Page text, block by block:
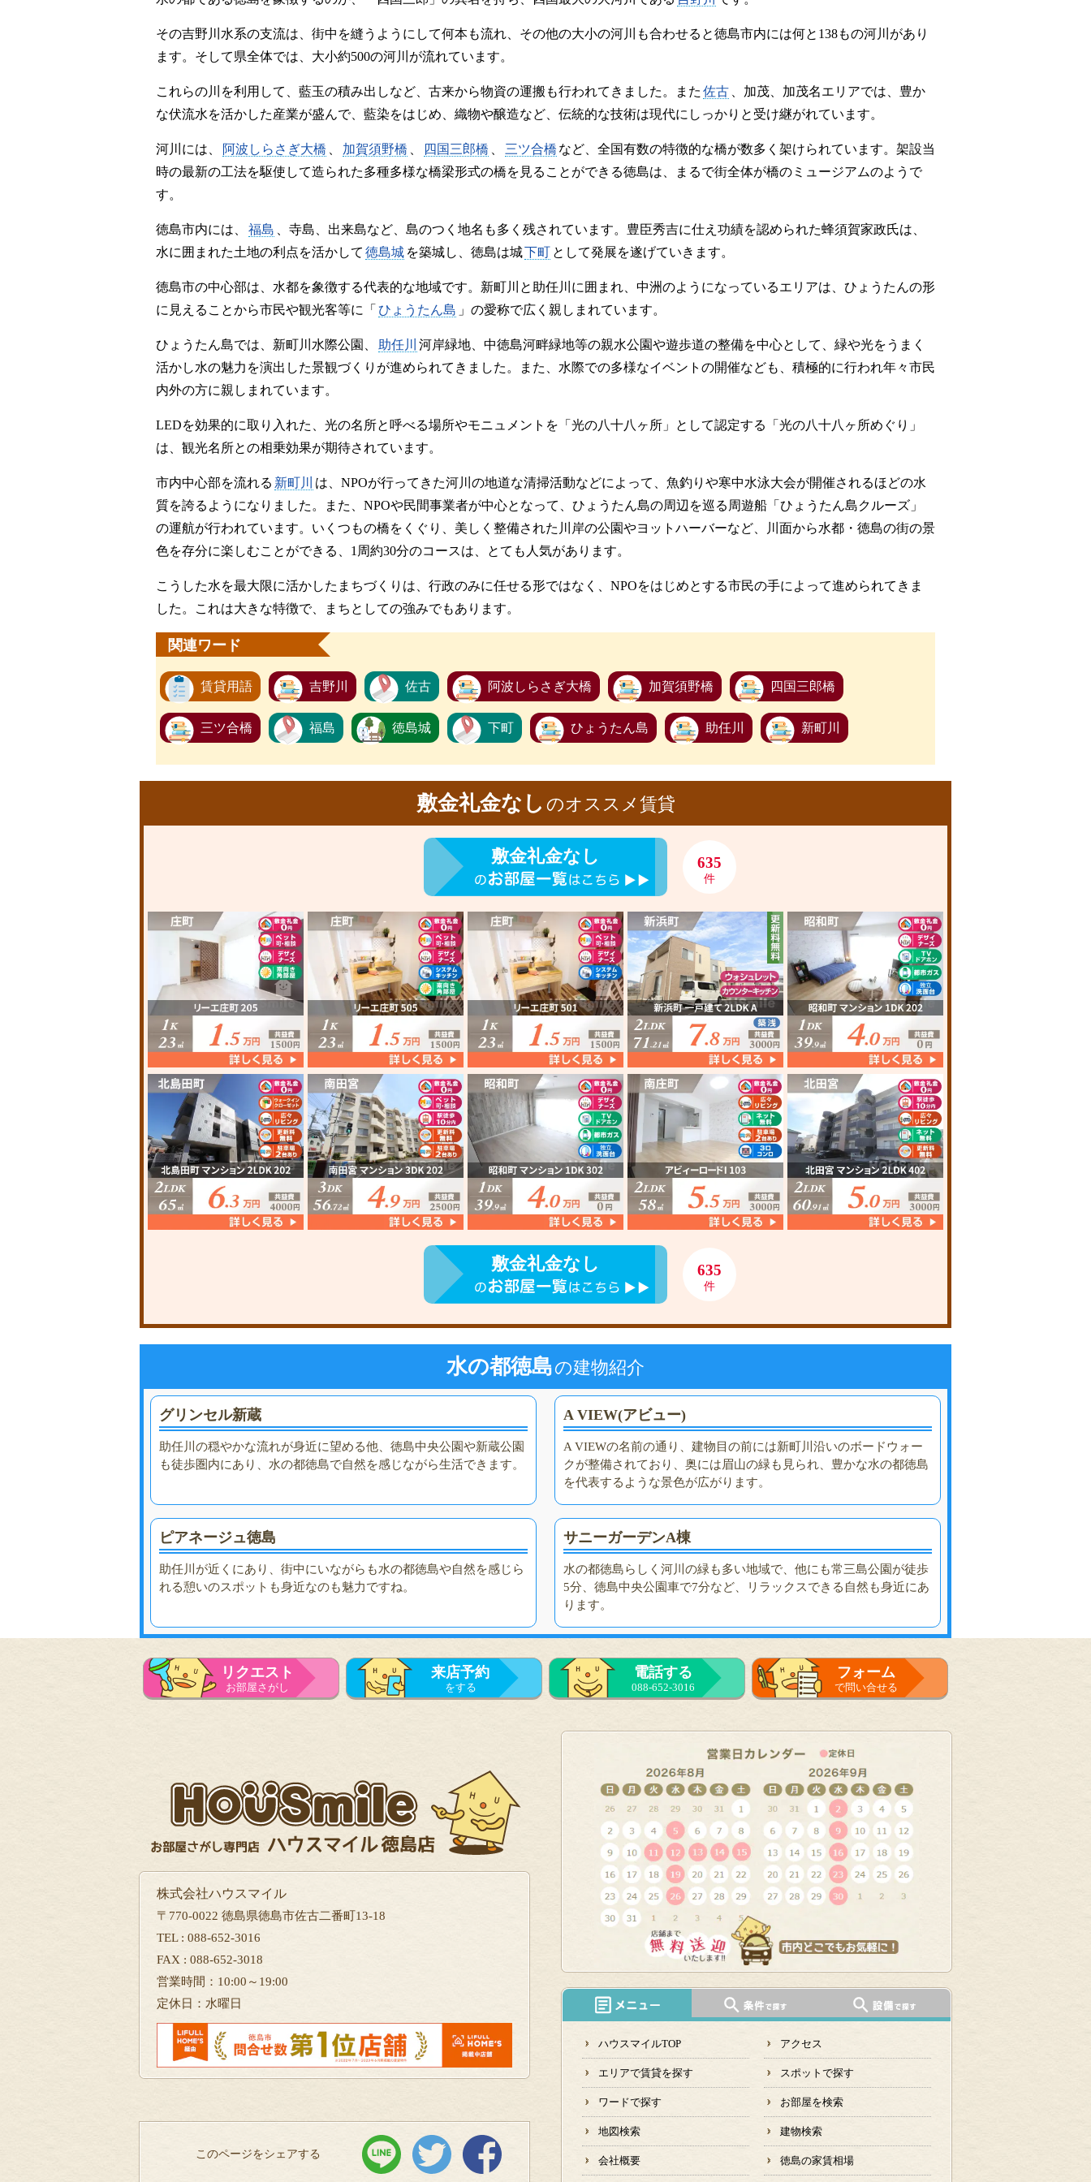
その吉野川水系の支流は、街中を縫うようにして何本も流れ、その他の大小の河川も合わせると徳島市内には何と138もの河川があり
ます。そして県全体では、大小約500の河川が流れています。
これらの川を利用して、藍玉の積み出しなど、古来から物資の運搬も行われてきました。また 佐古
、加茂、加茂名エリアでは、豊か
な伏流水を活かした産業が盛んで、藍染をはじめ、織物や醸造など、伝統的な技術は現代にしっかりと受け継がれています。
河川には、 阿波しらさぎ大橋 加賀須野橋 四国三郎橋 三ツ合橋 など、全国有数の特徴的な橋が数多く架けられています。架設当
時の最新の工法を駆使して造られた多種多様な橋梁形式の橋を見ることができる徳島は、まるで街全体が橋のミュージアムのようで
す。
徳島市内には、 福島
、寺島、出来島など、島のつく地名も多く残されています。豊臣秀吉に仕え功績を認められた蜂須賀家政氏は、
水に囲まれた土地の利点を活かして 徳島城 を築城し、徳島は城下町 として発展を遂げていきます。
徳島市の中心部は、水都を象徴する代表的な地域です。新町川と助任川に囲まれ、中洲のようになっているエリアは、ひょうたんの形
に見えることから市民や観光客等に「 ひょうたん島 」の愛称で広く親しまれています。
ひょうたん島では、新町川水際公園、 助任川
河岸緑地、中徳島河畔緑地等の親水公園や遊歩道の整備を中心として、緑や光をうまく
活かし水の魅力を演出した景観づくりが進められてきました。また、水際での多様なイベントの開催なども、積極的に行われ年々市民
内外の方に親しまれています。
LEDを効果的に取り入れた、光の名所と呼べる場所やモニュメントを「光の八十八ヶ所」として認定する「光の八十八ヶ所めぐり」
は、観光名所との相乗効果が期待されています。
市内中心部を流れる 新町川
は、NPOが行ってきた河川の地道な清掃活動などによって、魚釣りや寒中水泳大会が開催されるほどの水
質を誇るようになりました。また、NPOや民間事業者が中心となって、ひょうたん島の周辺を巡る周遊船「ひょうたん島クルーズ」
の運航が行われています。いくつもの橋をくぐり、美しく整備された川岸の公園やヨットハーバーなど、川面から水都・徳島の街の景
色を存分に楽しむことができる、1周約30分のコースは、とても人気があります。
こうした水を最大限に活かしたまちづくりは、行政のみに任せる形ではなく、NPOをはじめとする市民の手によって進められてきま
した。これは大きな特徴で、まちとしての強みでもあります。
関連ワード
賃貸用語 吉野川 佐古 阿波しらさぎ大橋 加賀須野橋 四国三郎橋
三ツ合橋 福島 徳島城 下町 ひょうたん島 助任川 新町川
敷金礼金なし のオススメ賃貸
敷金礼金なし 635
件
敷金礼金なし 635
件
水の都徳島の建物紹介
グリンセル新蔵
助任川の穏やかな流れが身近に望める他、徳島中央公園や新蔵公園
も徒歩圏内にあり、水の都徳島で自然を感じながら生活できます。
A VIEW(アビュー)
A VIEWの名前の通り、建物目の前には新町川沿いのボードウォー
クが整備されており、奥には眉山の緑も見られ、豊かな水の都徳島
を代表するような景色が広がります。
ピアネージュ徳島
助任川が近くにあり、街中にいながらも水の都徳島や自然を感じら
れる憩いのスポットも身近なのも魅力ですね。
サニーガーデンA棟
水の都徳島らしく河川の緑も多い地域で、他にも常三島公園が徒歩
5分、徳島中央公園車で7分など、リラックスできる自然も身近にあ
ります。
リクエスト
お部屋さがし
来店予約
をする
電話する
088-652-3016
フォーム
で問い合せる
株式会社ハウスマイル
〒770-0022 徳島県徳島市佐古二番町13-18
TEL : 088-652-3016
FAX : 088-652-3018
営業時間：10:00～19:00
定休日：水曜日
このページをシェアする
ハウスマイルTOP アクセス
エリアで賃貸を探す スポットで探す
ワードで探す お部屋を検索
地図検索 建物検索
会社概要 徳島の家賃相場